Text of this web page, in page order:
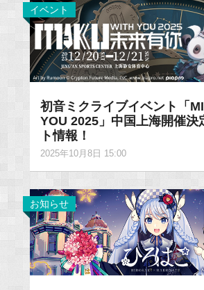
イベント
初音ミクライブイベント「
YOU 2025」中国上海開催決
ト情報！
2025年10月8日 15:00
お知らせ